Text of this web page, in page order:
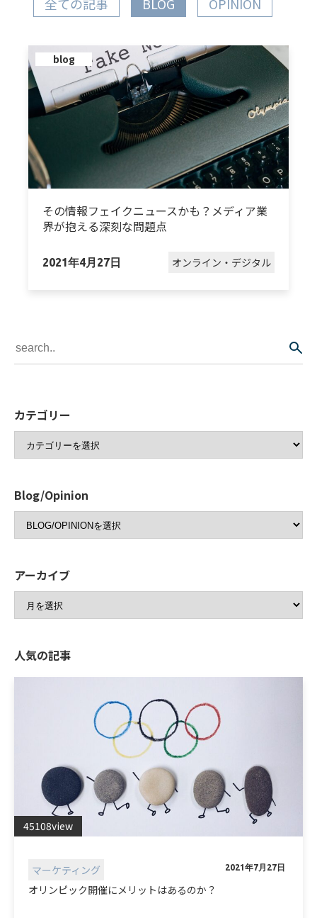
blog
その情報フェイクニュースかも？メディア業
界が抱える深刻な問題点
2021年4月27日 オンライン・デジタル
カテゴリー
Blog/Opinion
アーカイブ
人気の記事
45108view
マーケティング 2021年7月27日
オリンピック開催にメリットはあるのか？